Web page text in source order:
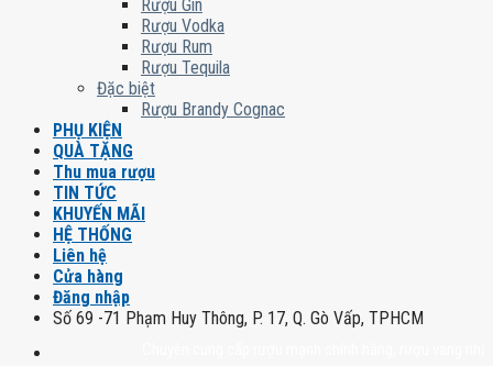
Rượu Gin
Rượu Vodka
Rượu Rum
Rượu Tequila
Đặc biệt
Rượu Brandy Cognac
PHỤ KIỆN
QUÀ TẶNG
Thu mua rượu
TIN TỨC
KHUYẾN MÃI
HỆ THỐNG
Liên hệ
Cửa hàng
Đăng nhập
Số 69 -71 Phạm Huy Thông, P. 17, Q. Gò Vấp, TPHCM